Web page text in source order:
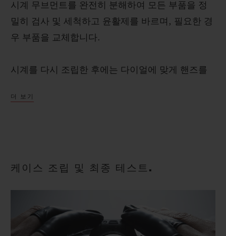
시계 무브먼트를 완전히 분해하여 모든 부품을 정
밀히 검사 및 세척하고 윤활제를 바르며, 필요한 경
우 부품을 교체합니다.
시계를 다시 조립한 후에는 다이얼에 맞게 핸즈를
최고의 정밀성을 유지합니다.
더 보기
케이스 조립 및 최종 테스트.